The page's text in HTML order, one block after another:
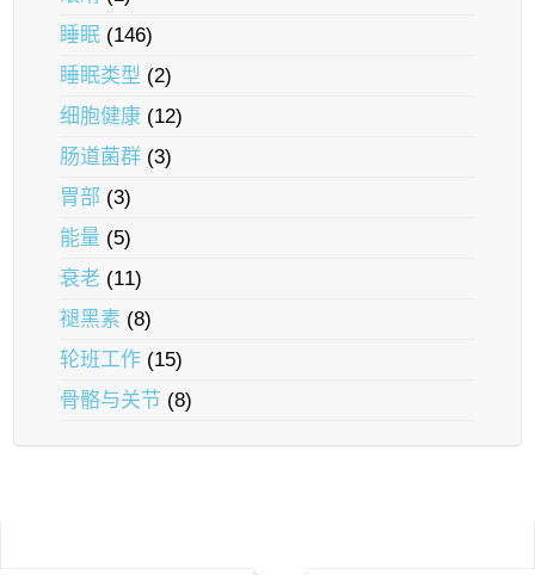
睡眠 (146)
睡眠类型 (2)
细胞健康 (12)
肠道菌群 (3)
胃部 (3)
能量 (5)
衰老 (11)
褪黑素 (8)
轮班工作 (15)
骨骼与关节 (8)